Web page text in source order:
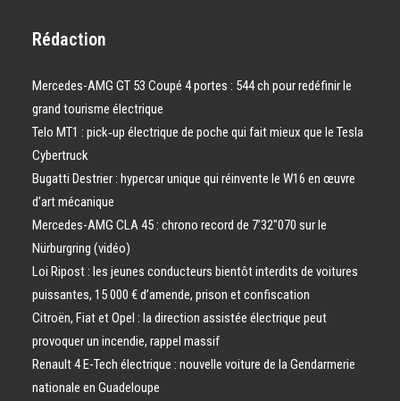
Rédaction
Mercedes-AMG GT 53 Coupé 4 portes : 544 ch pour redéfinir le
grand tourisme électrique
Telo MT1 : pick‑up électrique de poche qui fait mieux que le Tesla
Cybertruck
Bugatti Destrier : hypercar unique qui réinvente le W16 en œuvre
d’art mécanique
Mercedes-AMG CLA 45 : chrono record de 7’32″070 sur le
Nürburgring (vidéo)
Loi Ripost : les jeunes conducteurs bientôt interdits de voitures
puissantes, 15 000 € d’amende, prison et confiscation
Citroën, Fiat et Opel : la direction assistée électrique peut
provoquer un incendie, rappel massif
Renault 4 E-Tech électrique : nouvelle voiture de la Gendarmerie
nationale en Guadeloupe